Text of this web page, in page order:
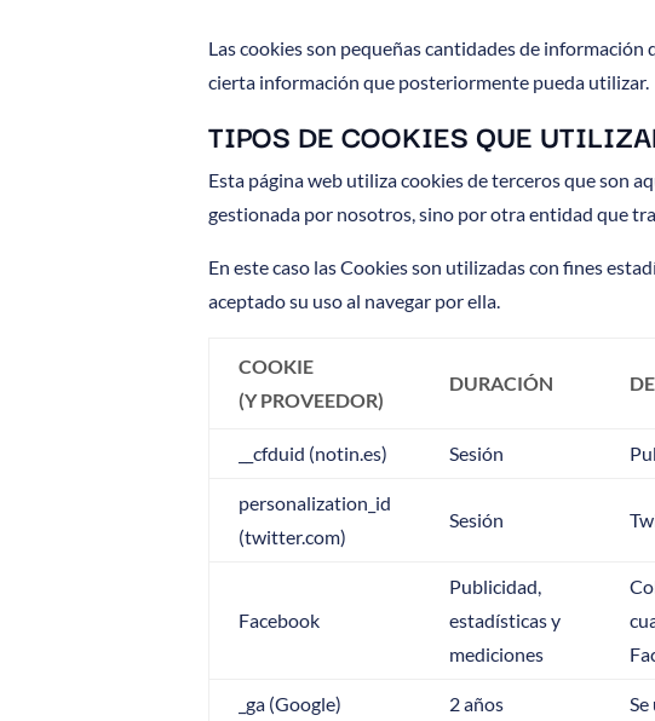
Las cookies son pequeñas cantidades de
cierta información que posteriormente pueda utilizar.
TIPOS DE COOKIES QUE
Esta página web utiliza cookies de terceros que son
gestionada por nosotros, sino por otra entidad que
En este caso las Cookies son utilizadas con fines
aceptado su uso al navegar por ella.
COOKIE
(Y PROVEEDOR)
DURACIÓN
__cfduid (notin.es) Sesión
personalization_id
(twitter.com)
Sesión
Facebook
Publicidad,
estadísticas y
mediciones
_ga (Google) 2 años